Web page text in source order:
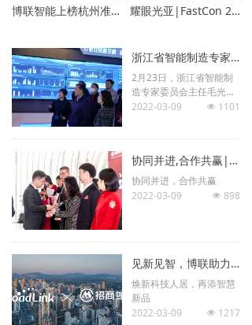
ꀂ FastCon技术
关于博联
ꀂ 品牌故事
ꀂ 联系我们
博联智能上榜杭州准独角兽、长三角未来独角兽双榜单！ 耀眼光亚|FastCon 2.0超低成本方案引关注
浙江省智能制造专家委员会主任毛光烈一行调研博联双碳节能业务
2月23日，浙江省智能制
造专家委员会主任毛光
烈、副主任徐纪平、副主
临杭州博联智能科技股份
有限公司滨江总部。
넶 1101
2022-03-09
协同并进,合作共赢|博联获评招商蛇口”战略协同奖”
协同并进，合作共赢
넶 898
2022-03-09
见新见智，博联助力招商蛇口共建未来智慧社区
焕新科技人居，再添智慧
新品
넶 1217
2022-03-09